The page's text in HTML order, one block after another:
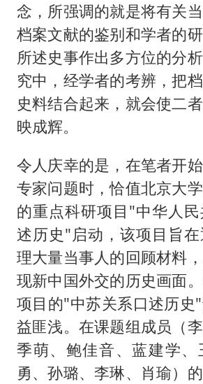
念，所强调的就是将有关
档案文献的鉴别和学者的
所述史事作出多方位的分
究中，经学者的考辨，把
史料结合起来，就会使二
映成辉。
令人庆幸的是，在笔者开
专家问题时，恰值北京大
的重点科研项目"中华人
述历史"启动，该项目旨
理大量当事人的回顾材料
现新中国外交的历史画面
项目的"中苏关系口述历史
益匪浅。在课题组成员（李
季萌、鲍佳音、蓝建学、
勇、孙璐、李琳、肖瑜）